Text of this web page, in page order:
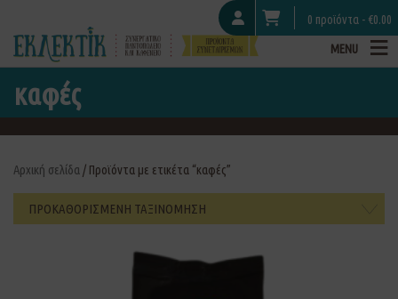
0 προϊόντα - €0.00
MENU
καφές
Αρχική σελίδα / Προϊόντα με ετικέτα “καφές”